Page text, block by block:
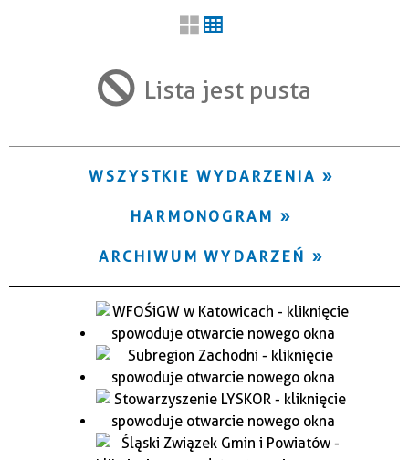
Trwające w zakresie
filtr
Lista jest pusta
WSZYSTKIE WYDARZENIA
HARMONOGRAM
ARCHIWUM WYDARZEŃ